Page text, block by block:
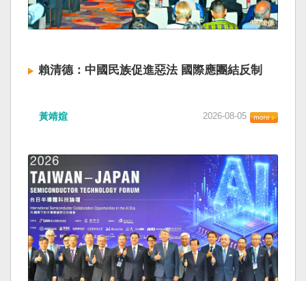
賴清德：中國民族促進惡法 國際應團結反制
黃靖媗 2026-08-05